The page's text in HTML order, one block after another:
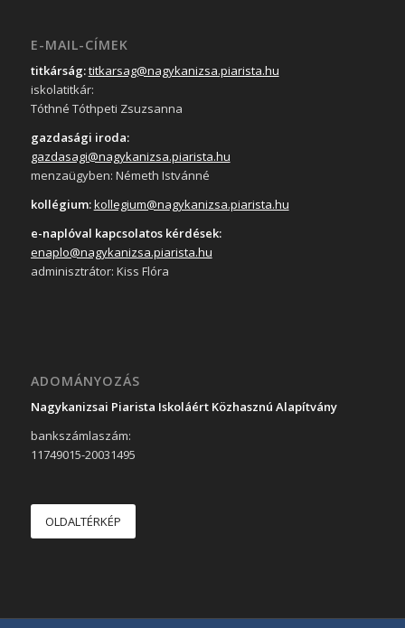
E-MAIL-CÍMEK
titkárság:titkarsag@nagykanizsa.piarista.hu
iskolatitkár:
Tóthné Tóthpeti Zsuzsanna
gazdasági iroda:
gazdasagi@nagykanizsa.piarista.hu
menzaügyben: Németh Istvánné
kollégium:kollegium@nagykanizsa.piarista.hu
e-naplóval kapcsolatos kérdések:
enaplo@nagykanizsa.piarista.hu
adminisztrátor: Kiss Flóra
ADOMÁNYOZÁS
Nagykanizsai Piarista Iskoláért Közhasznú Alapítvány
bankszámlaszám:
11749015-20031495
OLDALTÉRKÉP